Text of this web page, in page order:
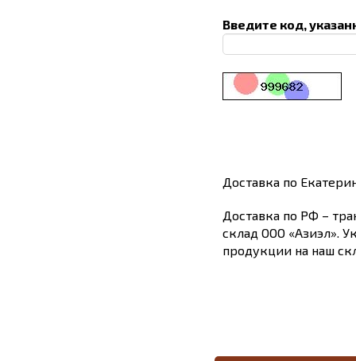
Введите код,
Доставка по
Доставка по РФ –
склад ООО «Азиэл».
продукции на наш